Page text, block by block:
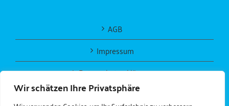
Wir schätzen Ihre Privatsphäre
AGB
Impressum
Datenschutzerklärung